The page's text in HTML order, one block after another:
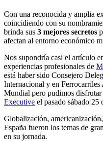
Con una reconocida y amplia
coincidiendo con su
brinda sus 3 mejores secretos
afectan al entorno económico
Nos supondría casi el artículo
experiencias profesionales de
está haber sido Consejero
Internacional y en
Mundial pero pudimos disfrutar
Executive el pasado sábado 25
Globalización,
España fueron los temas de
en su jornada.